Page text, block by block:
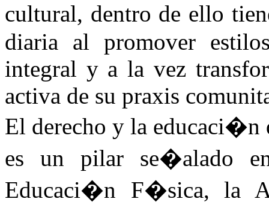
cultural, dentro de ello
diaria al promover
integral y a la vez
activa de su praxis
El derecho y la educaci�n
es un pilar se�alado
Educaci�n F�sica, la